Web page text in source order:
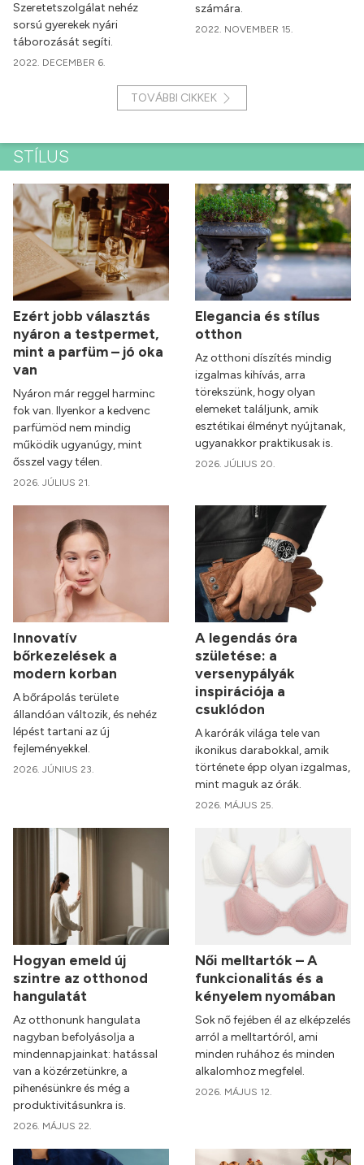
Szeretetszolgálat nehéz
sorsú gyerekek nyári
táborozását segíti.
2022. DECEMBER 6.
számára.
2022. NOVEMBER 15.
TOVÁBBI CIKKEK
STÍLUS
Ezért jobb választás
nyáron a testpermet,
mint a parfüm – jó oka
van
Nyáron már reggel harminc
fok van. Ilyenkor a kedvenc
parfümöd nem mindig
működik ugyanúgy, mint
ősszel vagy télen.
2026. JÚLIUS 21.
Elegancia és stílus
otthon
Az otthoni díszítés mindig
izgalmas kihívás, arra
törekszünk, hogy olyan
elemeket találjunk, amik
esztétikai élményt nyújtanak,
ugyanakkor praktikusak is.
2026. JÚLIUS 20.
Innovatív
bőrkezelések a
modern korban
A bőrápolás területe
állandóan változik, és nehéz
lépést tartani az új
fejleményekkel.
2026. JÚNIUS 23.
A legendás óra
születése: a
versenypályák
inspirációja a
csuklódon
A karórák világa tele van
ikonikus darabokkal, amik
története épp olyan izgalmas,
mint maguk az órák.
2026. MÁJUS 25.
Hogyan emeld új
szintre az otthonod
hangulatát
Az otthonunk hangulata
nagyban befolyásolja a
mindennapjainkat: hatással
van a közérzetünkre, a
pihenésünkre és még a
produktivitásunkra is.
2026. MÁJUS 22.
Női melltartók – A
funkcionalitás és a
kényelem nyomában
Sok nő fejében él az elképzelés
arról a melltartóról, ami
minden ruhához és minden
alkalomhoz megfelel.
2026. MÁJUS 12.